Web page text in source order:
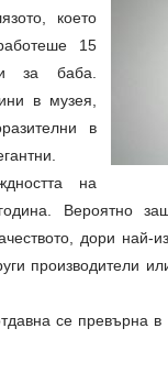
което
15
за баба.
в музея,
в
на
Вероятно
дори най-
производители
се превърна в